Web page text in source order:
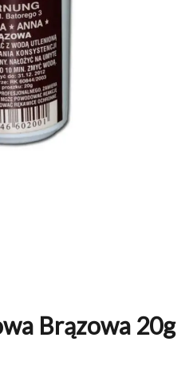
Brązowa 20g